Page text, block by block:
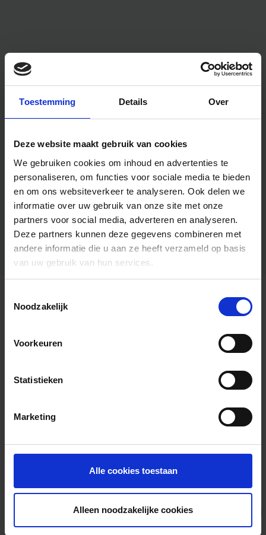
Toestemming Details Over
Deze website maakt gebruik van cookies
We gebruiken cookies om inhoud en advertenties te
personaliseren, om functies voor sociale media te bieden
en om ons websiteverkeer te analyseren. Ook delen we
informatie over uw gebruik van onze site met onze
partners voor social media, adverteren en analyseren.
Deze partners kunnen deze gegevens combineren met
andere informatie die u aan ze heeft verzameld op basis
van uw gebruik van hun services.
Noodzakelijk
Voorkeuren
Statistieken
Marketing
Alle cookies toestaan
Alleen noodzakelijke cookies
Algemene informatie
Foto’s ({{photos.length}})
Eigen foto’s